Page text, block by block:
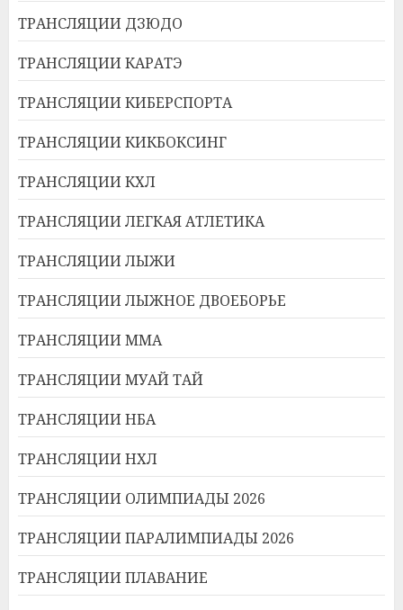
ТРАНСЛЯЦИИ ДЗЮДО
ТРАНСЛЯЦИИ КАРАТЭ
ТРАНСЛЯЦИИ КИБЕРСПОРТА
ТРАНСЛЯЦИИ КИКБОКСИНГ
ТРАНСЛЯЦИИ КХЛ
ТРАНСЛЯЦИИ ЛЕГКАЯ АТЛЕТИКА
ТРАНСЛЯЦИИ ЛЫЖИ
ТРАНСЛЯЦИИ ЛЫЖНОЕ ДВОЕБОРЬЕ
ТРАНСЛЯЦИИ ММА
ТРАНСЛЯЦИИ МУАЙ ТАЙ
ТРАНСЛЯЦИИ НБА
ТРАНСЛЯЦИИ НХЛ
ТРАНСЛЯЦИИ ОЛИМПИАДЫ 2026
ТРАНСЛЯЦИИ ПАРАЛИМПИАДЫ 2026
ТРАНСЛЯЦИИ ПЛАВАНИЕ